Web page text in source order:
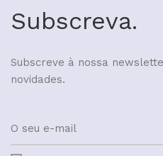
Subscreva.
Subscreve à nossa
novidades.